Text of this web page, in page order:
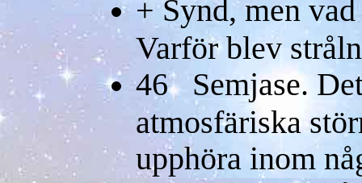
+ Synd, men
Varför blev
46 Semjase.
atmosfäriska
upphöra inom